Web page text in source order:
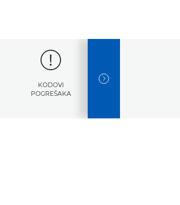
KODOVI
POGREŠAKA
TEHNIČKI
NEXT SLIDE